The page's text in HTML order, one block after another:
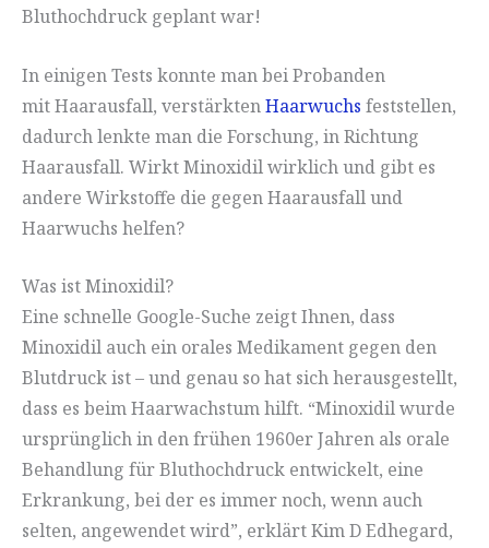
Bluthochdruck geplant war!
In einigen Tests konnte man bei Probanden
mit Haarausfall, verstärktenHaarwuchs feststellen,
dadurch lenkte man die Forschung, in Richtung
Haarausfall. Wirkt Minoxidil wirklich und gibt es
andere Wirkstoffe die gegen Haarausfall und
Haarwuchs helfen?
Was ist Minoxidil?
Eine schnelle Google-Suche zeigt Ihnen, dass
Minoxidil auch ein orales Medikament gegen den
Blutdruck ist – und genau so hat sich herausgestellt,
dass es beim Haarwachstum hilft. “Minoxidil wurde
ursprünglich in den frühen 1960er Jahren als orale
Behandlung für Bluthochdruck entwickelt, eine
Erkrankung, bei der es immer noch, wenn auch
selten, angewendet wird”, erklärt Kim D Edhegard,